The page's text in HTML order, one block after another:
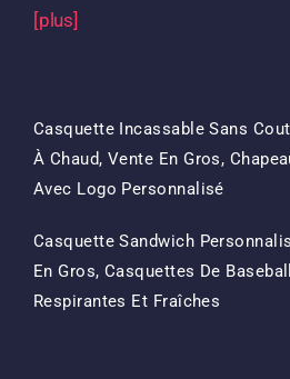
[plus]
Casquette Incassable Sans
À Chaud, Vente En Gros,
Avec Logo PersonnaliséLe
Était:
Le
Actuel
Est:
Casquette Sandwich
En Gros, Casquettes De Baseball
Respirantes Et Fraîches